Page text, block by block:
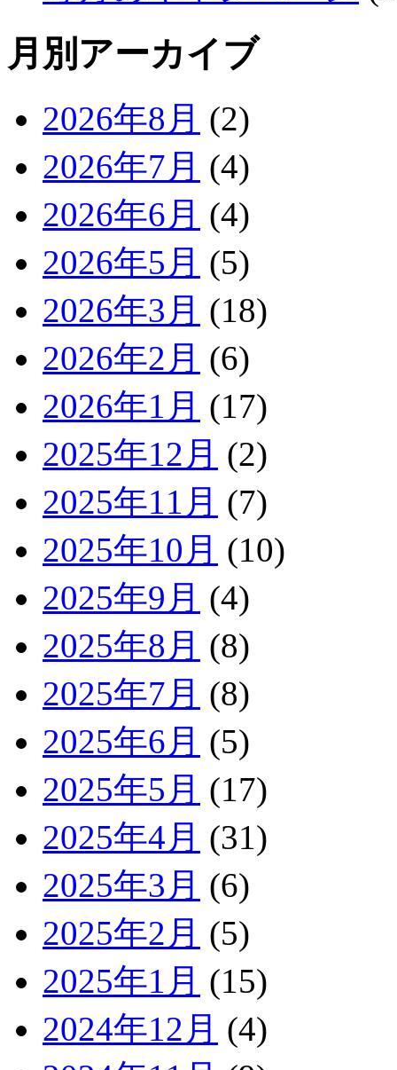
月別アーカイブ
2026年8月 (2)
2026年7月 (4)
2026年6月 (4)
2026年5月 (5)
2026年3月 (18)
2026年2月 (6)
2026年1月 (17)
2025年12月 (2)
2025年11月 (7)
2025年10月 (10)
2025年9月 (4)
2025年8月 (8)
2025年7月 (8)
2025年6月 (5)
2025年5月 (17)
2025年4月 (31)
2025年3月 (6)
2025年2月 (5)
2025年1月 (15)
2024年12月 (4)